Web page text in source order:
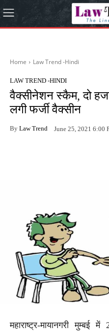
Home Law Trend -Hindi
LAW TREND -HINDI
वैक्सीनेशन स्कैम, दो
लगी फर्जी वैक्सीन
By Law Trend June 25, 2021 6:00
महाराष्ट्र-मायानगरी